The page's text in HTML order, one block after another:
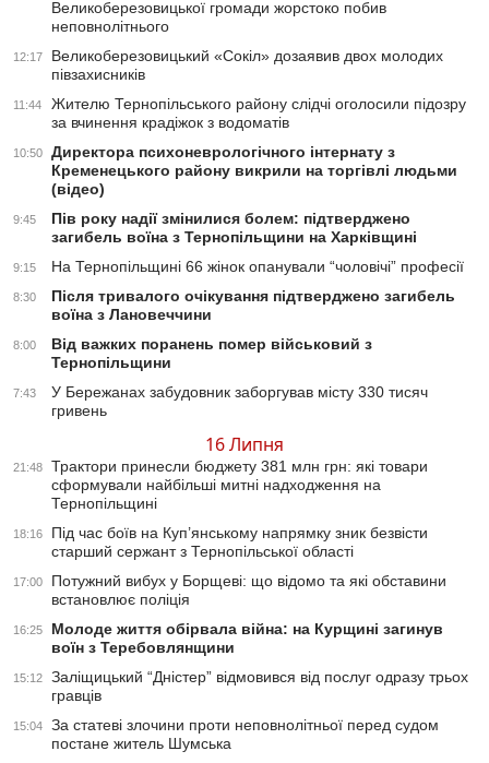
Великоберезовицької громади жорстоко побив
неповнолітнього
12:17
Великоберезовицький «Сокіл» дозаявив двох молодих
півзахисників
11:44
Жителю Тернопільського району слідчі оголосили підозру
за вчинення крадіжок з водоматів
10:50
Директора психоневрологічного інтернату з
Кременецького району викрили на торгівлі людьми
(відео)
9:45
Пів року надії змінилися болем: підтверджено
загибель воїна з Тернопільщини на Харківщині
9:15 На Тернопільщині 66 жінок опанували “чоловічі” професії
8:30
Після тривалого очікування підтверджено загибель
воїна з Лановеччини
8:00
Від важких поранень помер військовий з
Тернопільщини
7:43
У Бережанах забудовник заборгував місту 330 тисяч
гривень
16 Липня
21:48
Трактори принесли бюджету 381 млн грн: які товари
сформували найбільші митні надходження на
Тернопільщині
18:16
Під час боїв на Куп’янському напрямку зник безвісти
старший сержант з Тернопільської області
17:00
Потужний вибух у Борщеві: що відомо та які обставини
встановлює поліція
16:25
Молоде життя обірвала війна: на Курщині загинув
воїн з Теребовлянщини
15:12
Заліщицький “Дністер” відмовився від послуг одразу трьох
гравців
15:04
За статеві злочини проти неповнолітньої перед судом
постане житель Шумська